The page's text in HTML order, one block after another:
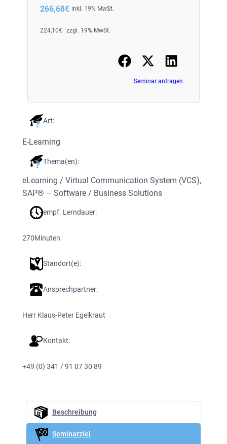
266,68€ inkl. 19% MwSt.
224,10€ zzgl. 19% MwSt.
Seminar anfragen
Art:
E-Learning
Thema(en):
eLearning / Virtual Communication System (VCS),
SAP® – Software / Business Solutions
empf. Lerndauer:
270Minuten
Standort(e):
Ansprechpartner:
Herr Klaus-Peter Egelkraut
Kontakt:
+49 (0) 341 / 91 07 30 89
Beschreibung
Seminarziel